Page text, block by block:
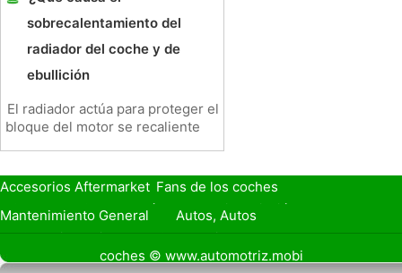
sobrecalentamiento del
radiador del coche y de
ebullición
El radiador actúa para proteger el
bloque del motor se recaliente
Accesorios Aftermarket Fans de los coches
Seguro de Coche
Préstamos y Financiación
Mantenimiento General
Autos, Autos
Seguridad Vial
Combustibles
Vender Mi Cochecoches © www.automotriz.mobi